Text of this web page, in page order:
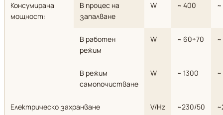
Консумирана
мощност:
В процес на
запалване
W ~ 400
В работен
режим
W ~ 60÷70
В режим
самопочистване
W ~ 1300 ~
Електрическо захранване V/Hz ~230/50